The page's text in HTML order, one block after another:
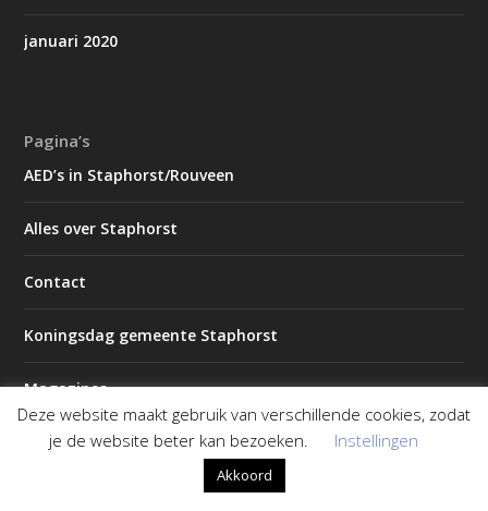
januari 2020
Pagina’s
AED’s in Staphorst/Rouveen
Alles over Staphorst
Contact
Koningsdag gemeente Staphorst
Magazines
2026 – Editie 1
Deze website maakt gebruik van verschillende cookies, zodat
je de website beter kan bezoeken.
Instellingen
Akkoord